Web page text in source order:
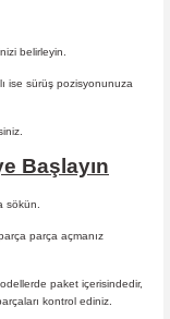
belirleyin.
ise sürüş pozisyonunuza
Başlayın
sökün.
parça açmanız
paket içerisindedir,
kontrol ediniz.